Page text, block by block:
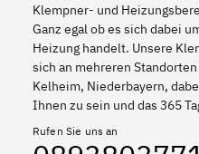
Klempner- und
Ganz egal ob es sich dabei
Heizung handelt. Unsere
sich an mehreren
Kelheim, Niederbayern,
Ihnen zu sein und das 365
Rufen Sie uns an